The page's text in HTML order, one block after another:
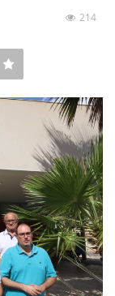
214